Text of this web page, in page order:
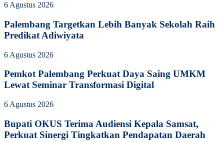
6 Agustus 2026
Palembang Targetkan Lebih Banyak Sekolah Raih
Predikat Adiwiyata
6 Agustus 2026
Pemkot Palembang Perkuat Daya Saing UMKM
Lewat Seminar Transformasi Digital
6 Agustus 2026
Bupati OKUS Terima Audiensi Kepala Samsat,
Perkuat Sinergi Tingkatkan Pendapatan Daerah